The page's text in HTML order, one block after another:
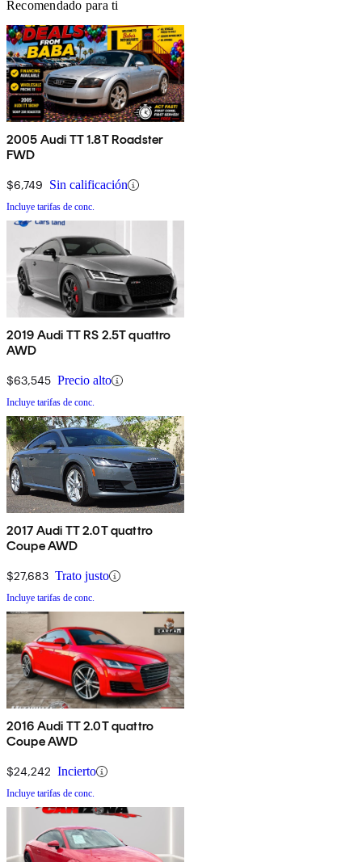
Recomendado para ti
2005 Audi TT 1.8T Roadster
FWD
$6,749 Sin calificación
Incluye tarifas de conc.
2019 Audi TT RS 2.5T quattro
AWD
$63,545 Precio alto
Incluye tarifas de conc.
2017 Audi TT 2.0T quattro
Coupe AWD
$27,683 Trato justo
Incluye tarifas de conc.
2016 Audi TT 2.0T quattro
Coupe AWD
$24,242 Incierto
Incluye tarifas de conc.